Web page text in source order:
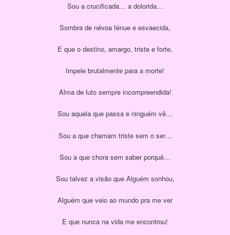
Sou a crucificada… a dolorida…
Sombra de névoa ténue e esvaecida,
E que o destino, amargo, triste e forte,
Impele brutalmente para a morte!
Alma de luto sempre incompreendida!
Sou aquela que passa e ninguém vê…
Sou a que chamam triste sem o ser…
Sou a que chora sem saber porquê…
Sou talvez a visão que Alguém sonhou,
Alguém que veio ao mundo pra me ver
E que nunca na vida me encontrou!